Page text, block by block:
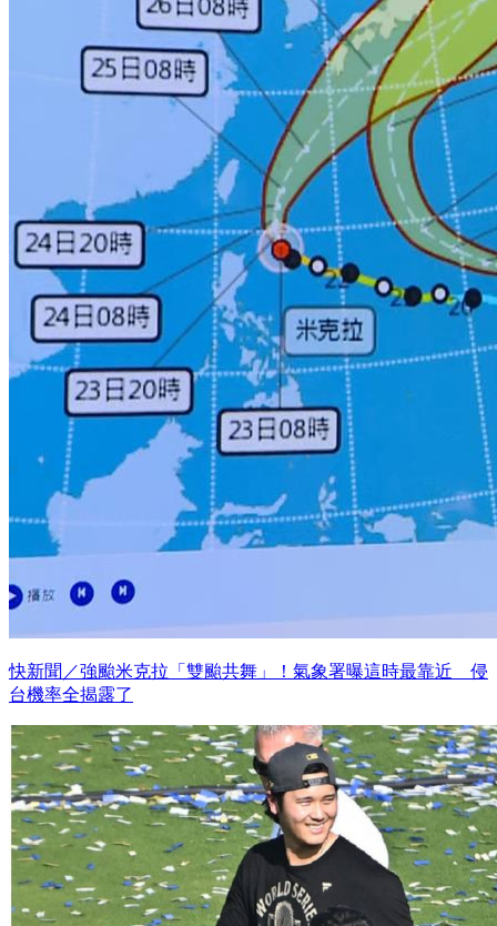
快新聞／強颱米克拉「雙颱共舞」！氣象署曝這時最靠近 侵
台機率全揭露了